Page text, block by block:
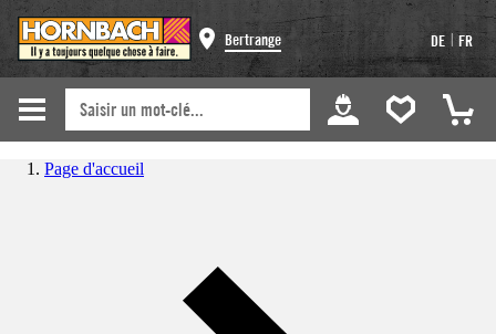
Bertrange DE | FR
Page d'accueil